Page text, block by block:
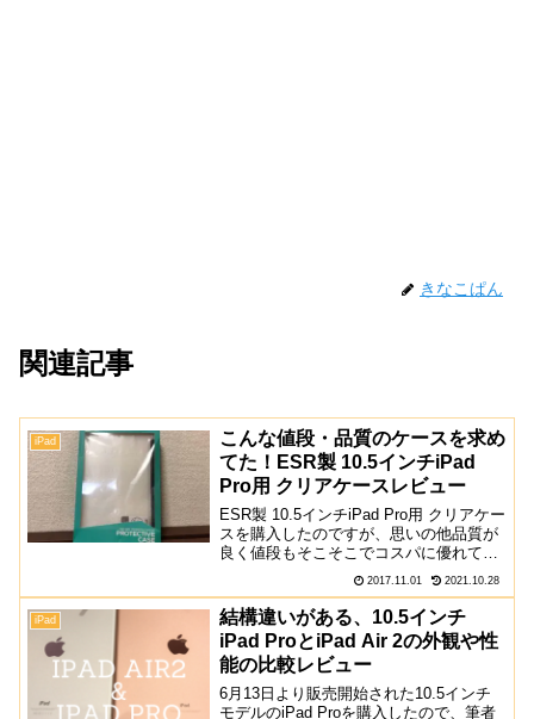
きなこぱん
関連記事
iPad
こんな値段・品質のケースを求め
てた！ESR製 10.5インチiPad
Pro用 クリアケースレビュー
ESR製 10.5インチiPad Pro用 クリアケー
スを購入したのですが、思いの他品質が
良く値段もそこそこでコスパに優れてい
たのでレビューしたいと思います。パッ
ケージ箱の前面は透明になっており、外
からケースを確認できるようになってい
ます。...
2017.11.01 2021.10.28
iPad
結構違いがある、10.5インチ
iPad ProとiPad Air 2の外観や性
能の比較レビュー
6月13日より販売開始された10.5インチ
モデルのiPad Proを購入したので、筆者